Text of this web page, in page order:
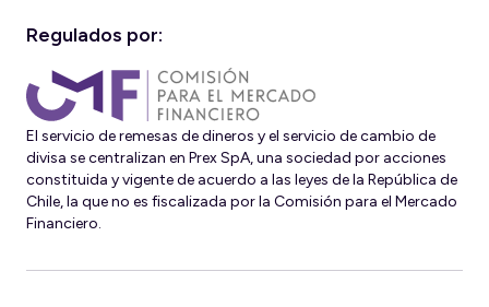
Regulados por:
El servicio de remesas de dineros y el servicio de cambio de
divisa se centralizan en Prex SpA, una sociedad por acciones
constituida y vigente de acuerdo a las leyes de la República de
Chile, la que no es fiscalizada por la Comisión para el Mercado
Financiero.